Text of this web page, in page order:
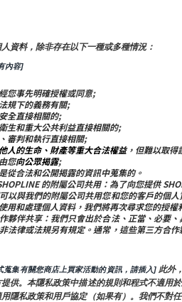
資料，除非存在以下一種或多種情況：
內容]
您事先明確授權或同意;
規下的義務有關;
全直接相關的;
生和重大公共利益直接相關的;
審判和執行直接相關;
人的生命、財產等重大合法權益，但難以取得
您向公眾揭露;
從合法和公開揭露的資訊中蒐集的。
的附屬公司共用：為了向您提供
以與我們的附屬公司共用您和您的客戶的個
用和處理個人資料，我們將再次尋求您的授權
夥伴共享：我們只會出於合法、正當、必要
法律或法規另有規定。通常，這些第三方合
集有關您商店上買家活動的資訊，請插入] 此外
供。本隱私政策中描述的規則和程式不適用
隱私政策和用戶協定（如果有）。我們不對